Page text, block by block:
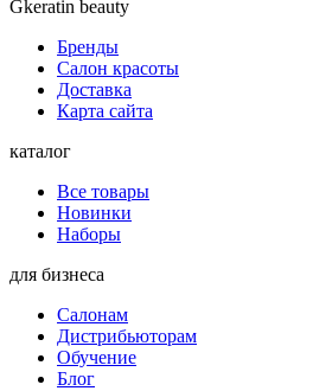
Gkeratin beauty
Бренды
Салон красоты
Доставка
Карта сайта
каталог
Все товары
Новинки
Наборы
для бизнеса
Салонам
Дистрибьюторам
Обучение
Блог